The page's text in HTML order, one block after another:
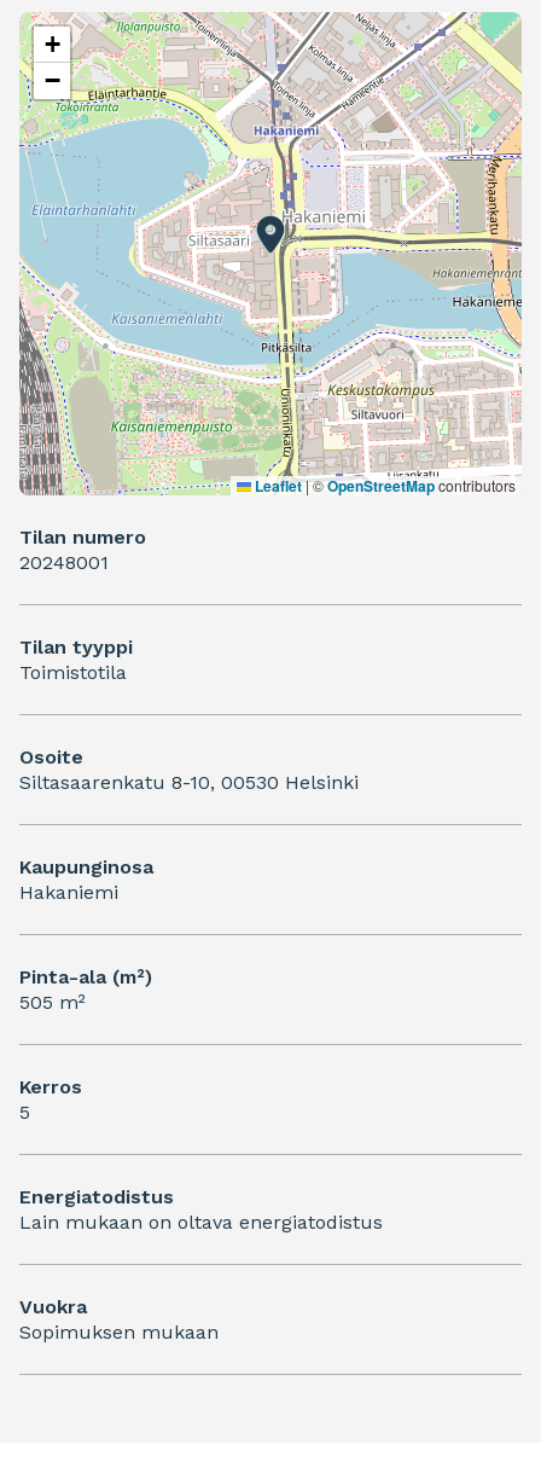
+
−
Leaflet|©OpenStreetMapcontributors
Tilan numero
20248001
Tilan tyyppi
Toimistotila
Osoite
Siltasaarenkatu 8-10, 00530 Helsinki
Kaupunginosa
Hakaniemi
Pinta-ala (m²)
505 m²
Kerros
5
Energiatodistus
Lain mukaan on oltava energiatodistus
Vuokra
Sopimuksen mukaan